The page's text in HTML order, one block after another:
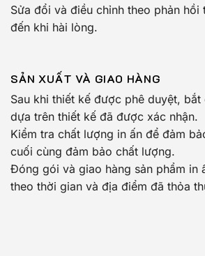
Sửa đổi và điều chỉnh theo phản hồi
đến khi hài lòng.
SẢN XUẤT VÀ GIAO HÀNG
Sau khi thiết kế được phê duyệt, bắt
dựa trên thiết kế đã được xác nhận.
Kiểm tra chất lượng in ấn để đảm
cuối cùng đảm bảo chất lượng.
Đóng gói và giao hàng sản phẩm in
theo thời gian và địa điểm đã thỏa